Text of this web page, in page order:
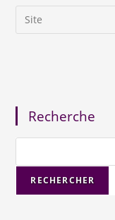
Recherche
RECHERCHER